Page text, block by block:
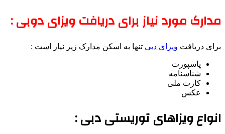
مدارک مورد نیاز برای دریافت ویزای دوبی :
برای دریافت ویزای دبی تنها به اسکن مدارک زیر نیاز است :
پاسپورت
شناسنامه
کارت ملی
عکس
انواع ویزاهای توریستی دبی :